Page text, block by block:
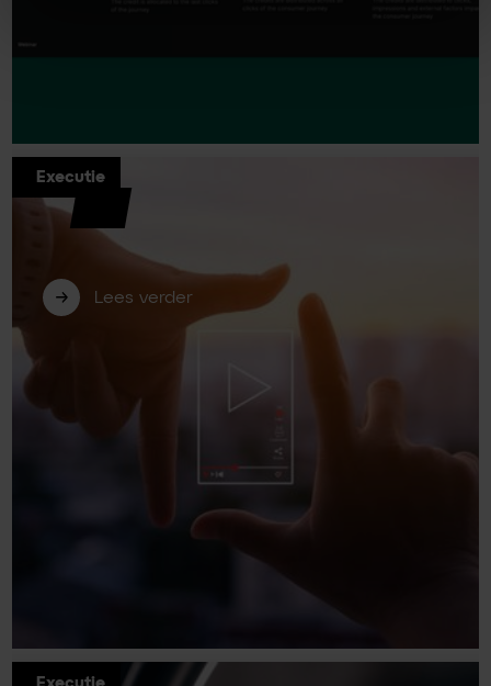
Billy Grace: waarom steeds meer
bedrijven verder kijken dan Google
Analytics 4
Lees verder
Executie